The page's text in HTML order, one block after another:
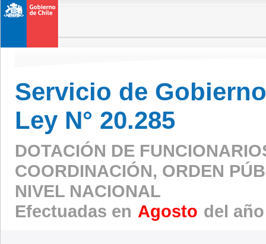
Servicio de
Ley N° 20.285
DOTACIÓN DE
COORDINACIÓN, ORDEN
NIVEL NACIONAL
Efectuadas en Agosto del